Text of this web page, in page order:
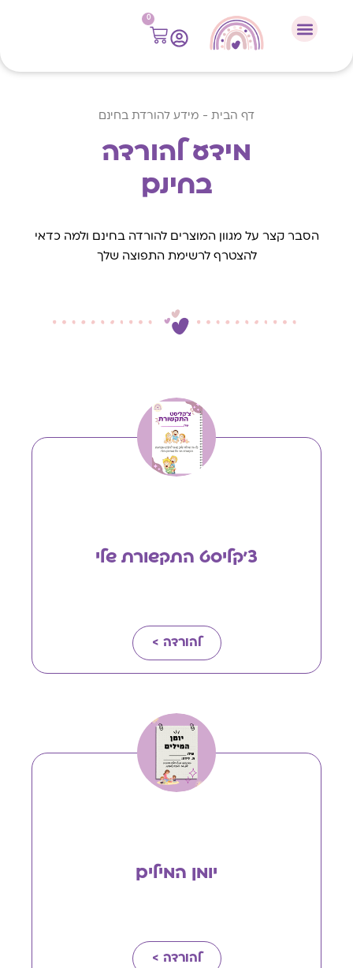
0
דף הבית - מידע להורדת בחינם
מידע להורדה
בחינם
הסבר קצר על מגוון המוצרים להורדה בחינם ולמה כדאי
להצטרף לרשימת התפוצה שלך
צ'קליסט התקשורת שלי
להורדה >
יומן המילים
להורדה >